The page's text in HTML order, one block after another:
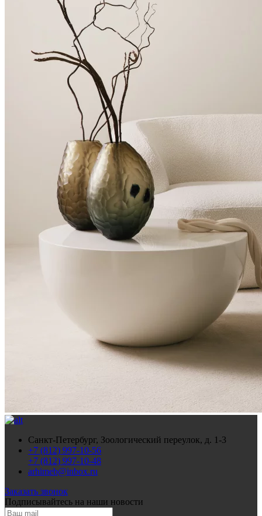
Санкт-Петербург, Зоологический переулок, д. 1-3
+7 (812) 997-10-56
+7 (812) 997-10-48
arhimeb@inbox.ru
Заказать звонок
Подписывайтесь на наши новости